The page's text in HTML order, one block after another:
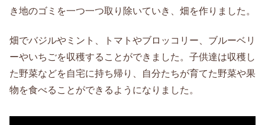
き地のゴミを一つ一つ取り除いていき、畑を作りました。
畑でバジルやミント、トマトやブロッコリー、ブルーベリ
ーやいちごを収穫することができました。子供達は収穫し
た野菜などを自宅に持ち帰り、自分たちが育てた野菜や果
物を食べることができるようになりました。